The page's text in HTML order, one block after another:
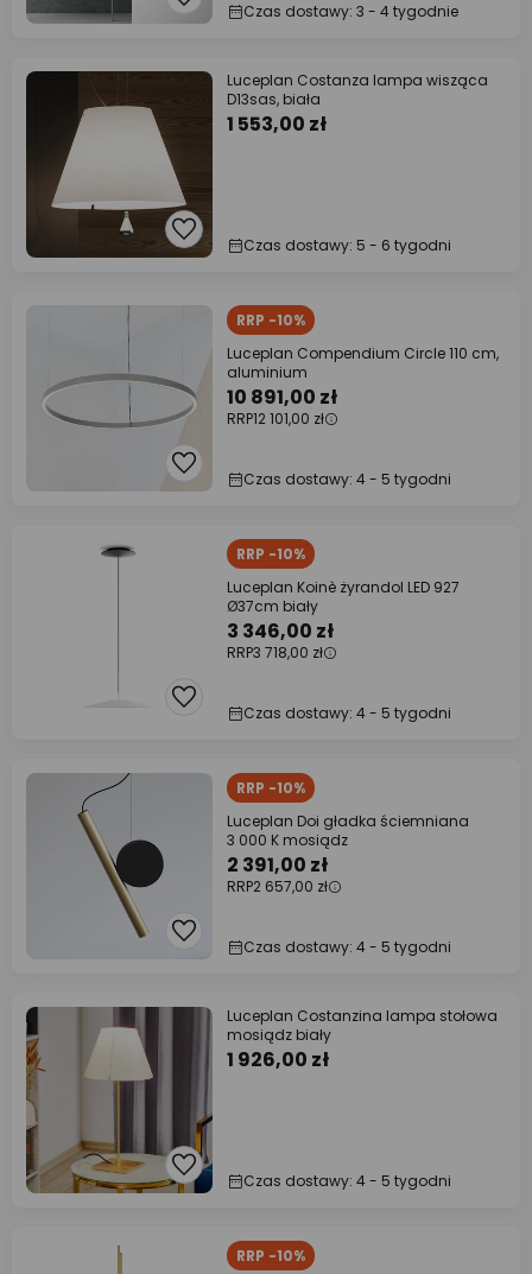
Czas dostawy: 3 - 4 tygodnie
Luceplan Costanza lampa wisząca
D13sas, biała
1 553,00 zł
Czas dostawy: 5 - 6 tygodni
RRP -10%
Luceplan Compendium Circle 110 cm,
aluminium
10 891,00 zł
RRP12 101,00 zł
Czas dostawy: 4 - 5 tygodni
RRP -10%
Luceplan Koinè żyrandol LED 927
Ø37cm biały
3 346,00 zł
RRP3 718,00 zł
Czas dostawy: 4 - 5 tygodni
RRP -10%
Luceplan Doi gładka ściemniana
3 000 K mosiądz
2 391,00 zł
RRP2 657,00 zł
Czas dostawy: 4 - 5 tygodni
Luceplan Costanzina lampa stołowa
mosiądz biały
1 926,00 zł
Czas dostawy: 4 - 5 tygodni
RRP -10%